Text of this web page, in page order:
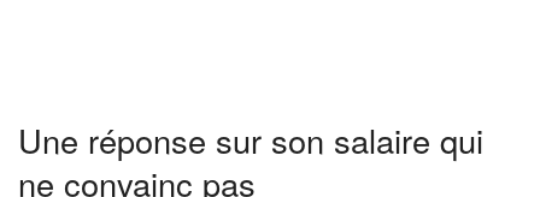
Une réponse sur son salaire qui
ne convainc pas